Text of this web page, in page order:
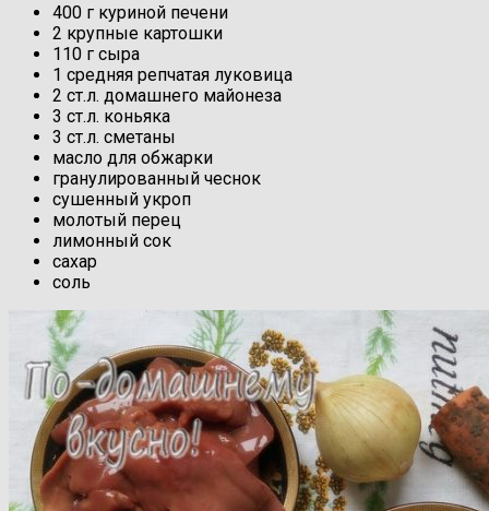
400 г куриной печени
2 крупные картошки
110 г сыра
1 средняя репчатая луковица
2 ст.л. домашнего майонеза
3 ст.л. коньяка
3 ст.л. сметаны
масло для обжарки
гранулированный чеснок
сушенный укроп
молотый перец
лимонный сок
сахар
соль